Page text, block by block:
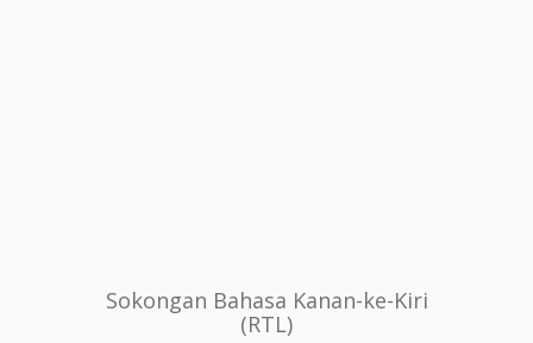
Sokongan Bahasa Kanan-ke-Kiri
(RTL)